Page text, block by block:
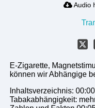
Audio
E-Zigarette,
können wir Abhängige
Inhaltsverzeichnis:
Tabakabhängigkeit: